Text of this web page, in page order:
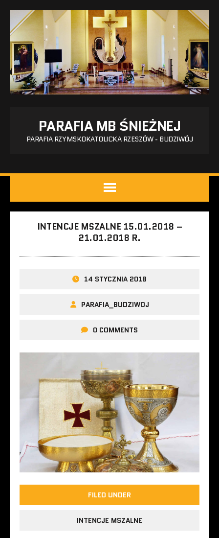
PARAFIA MB ŚNIEŻNEJ
PARAFIA RZYMSKOKATOLICKA RZESZÓW - BUDZIWÓJ
INTENCJE MSZALNE 15.01.2018 –
21.01.2018 R.
14 STYCZNIA 2018
PARAFIA_BUDZIWOJ
0 COMMENTS
FILED UNDER
INTENCJE MSZALNE